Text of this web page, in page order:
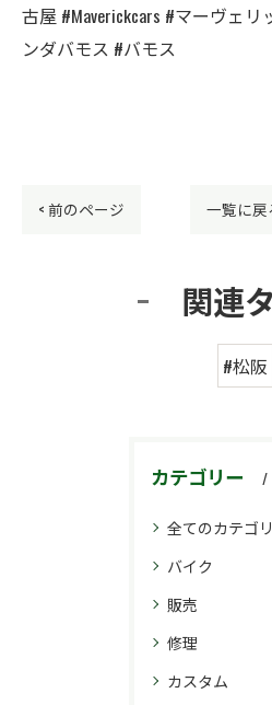
古屋 #Maverickcars #マーヴェ
ンダバモス #バモス
< 前のページ 一覧に戻
関連
#松阪
カテゴリー
全てのカテゴ
バイク
販売
修理
カスタム